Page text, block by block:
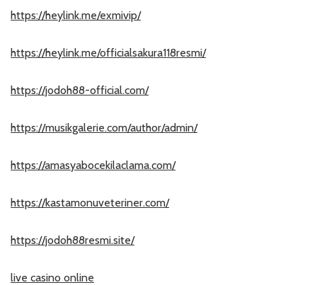
https://heylink.me/exmivip/
https://heylink.me/officialsakura118resmi/
https://jodoh88-official.com/
https://musikgalerie.com/author/admin/
https://amasyabocekilaclama.com/
https://kastamonuveteriner.com/
https://jodoh88resmi.site/
live casino online